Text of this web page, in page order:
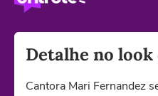
Detalhe no
Cantora Mari Fernandez